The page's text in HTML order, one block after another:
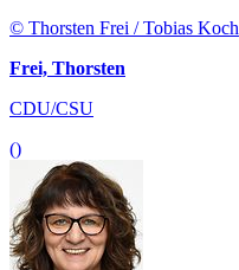
© Thorsten Frei / Tobias Koch
Frei, Thorsten
CDU/CSU
()